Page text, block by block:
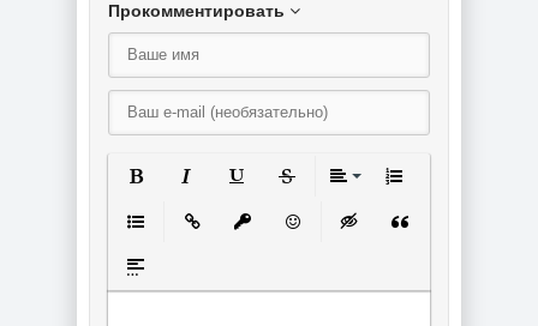
Прокомментировать
Вставка спойлера